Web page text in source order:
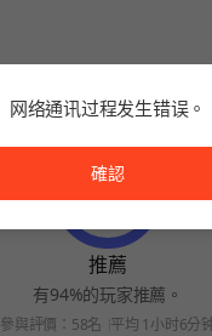
推薦
有94%的玩家推薦。
參與評價：58名 平均 1小时6分
网络通讯过程发生错误。
確認